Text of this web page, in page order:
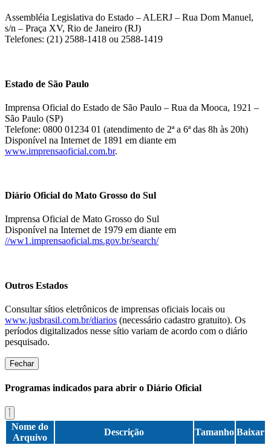
Assembléia Legislativa do Estado – ALERJ – Rua Dom Manuel,
s/n – Praça XV, Rio de Janeiro (RJ)
Telefones: (21) 2588-1418 ou 2588-1419
Estado de São Paulo
Imprensa Oficial do Estado de São Paulo – Rua da Mooca, 1921 –
São Paulo (SP)
Telefone: 0800 01234 01 (atendimento de 2ª a 6ª das 8h às 20h)
Disponível na Internet de 1891 em diante em
www.imprensaoficial.com.br.
Diário Oficial do Mato Grosso do Sul
Imprensa Oficial de Mato Grosso do Sul
Disponível na Internet de 1979 em diante em
//ww1.imprensaoficial.ms.gov.br/search/
Outros Estados
Consultar sítios eletrônicos de imprensas oficiais locais ou
www.jusbrasil.com.br/diarios (necessário cadastro gratuito). Os
períodos digitalizados nesse sítio variam de acordo com o diário
pesquisado.
Fechar
Programas indicados para abrir o Diário Oficial
Nome do
Arquivo
Descrição Tamanho Baixar